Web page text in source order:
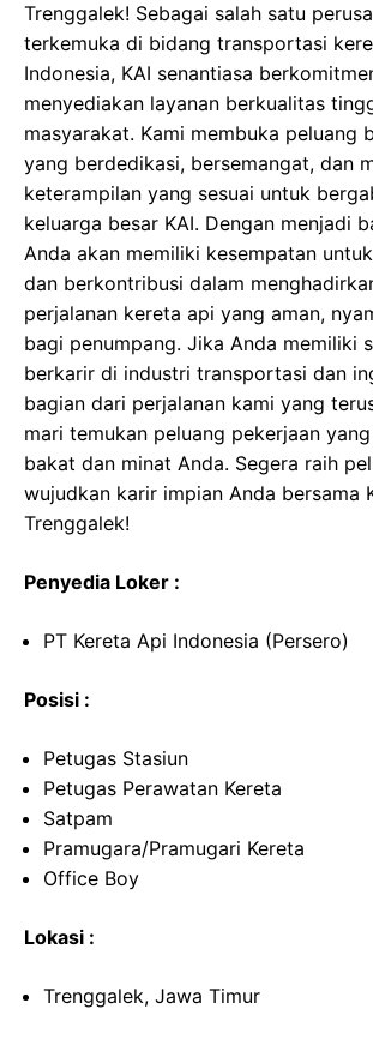
Trenggalek! Sebagai salah satu
terkemuka di bidang transportasi
Indonesia, KAI senantiasa
menyediakan layanan berkualitas
masyarakat. Kami membuka peluang
yang berdedikasi, bersemangat, dan
keterampilan yang sesuai untuk
keluarga besar KAI. Dengan menjadi
Anda akan memiliki kesempatan
dan berkontribusi dalam
perjalanan kereta api yang aman,
bagi penumpang. Jika Anda memiliki
berkarir di industri transportasi dan
bagian dari perjalanan kami yang
mari temukan peluang pekerjaan
bakat dan minat Anda. Segera raih
wujudkan karir impian Anda bersama
Trenggalek!
Penyedia Loker :
PT Kereta Api Indonesia (Persero)
Posisi :
Petugas Stasiun
Petugas Perawatan Kereta
Satpam
Pramugara/Pramugari Kereta
Office Boy
Lokasi :
Trenggalek, Jawa Timur